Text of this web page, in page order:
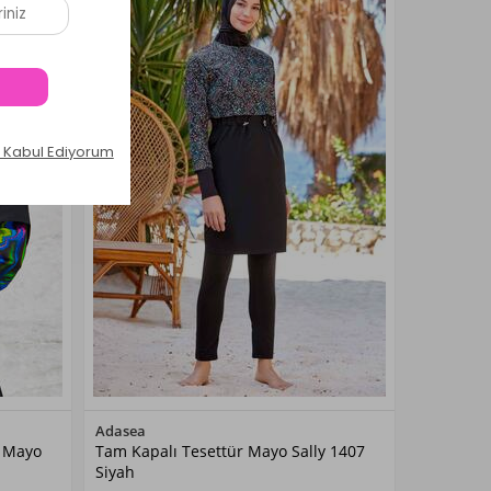
Siyah
Adasea
Tam Kapalı Tesettür Mayo Sally 1407
Siyah